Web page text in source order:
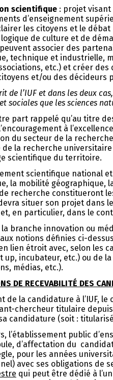
scientifique : projet
d’enseignement
les citoyens et le
de culture et de
associer des
technique et industrielle,
etc.) et créer
et/ou des décideurs
de l’IUF et dans les deux
sociales que les sciences
part rappelé qu’au titre
à
du secteur de la
la recherche
scientifique du territoire.
scientifique national
la mobilité géographique,
recherche constitueront
situer son projet dans
en particulier, dans le
la branche innovation ou
notions définies ci-
lien étroit avec, selon les
up, incubateur, etc.) ou de
médias, etc.).
DE RECEVABILITÉ DES
de la candidature à l’IUF,
chercheur titulaire
candidature (soit :
l’établissement public
d’affectation du
pour les années
avec ses obligations de
qui peut être dédié à